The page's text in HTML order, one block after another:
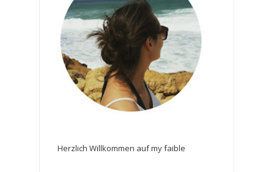
Herzlich Willkommen auf my faible